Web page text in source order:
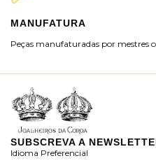
MANUFATURA
Peças manufaturadas por mestres
SUBSCREVA A
Idioma Preferencial